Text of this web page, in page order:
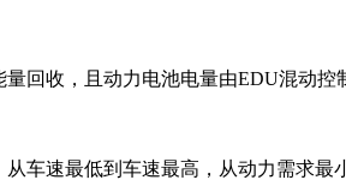
回收，且动力电池电量由EDU混动控
车速最低到车速最高，从动力需求